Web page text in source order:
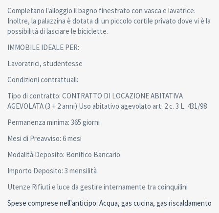
Completano l'alloggio il bagno finestrato con vasca e lavatrice.
Inoltre, la palazzina è dotata di un piccolo cortile privato dove vi è la
possibilità di lasciare le biciclette.
IMMOBILE IDEALE PER:
Lavoratrici, studentesse
Condizioni contrattuali:
Tipo di contratto: CONTRATTO DI LOCAZIONE ABITATIVA
AGEVOLATA (3 + 2 anni) Uso abitativo agevolato art. 2 c. 3 L. 431/98
Permanenza minima: 365 giorni
Mesi di Preavviso: 6 mesi
Modalità Deposito: Bonifico Bancario
Importo Deposito: 3 mensilità
Utenze Rifiuti e luce da gestire internamente tra coinquilini
Spese comprese nell'anticipo: Acqua, gas cucina, gas riscaldamento